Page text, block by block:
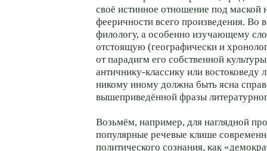
своё истинное отношение под маской
фееричности всего произведения. Во
филологу, а особенно изучающему
отстоящую (географически и
от парадигм его собственной
античнику-классику или востоковеду
никому иному должнa быть ясна
вышеприведённой фразы
Возьмём, например, для наглядной
популярные речевые клише
политического сознания, как